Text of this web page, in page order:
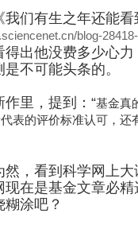
有生之年还能看
blog-
得出他没费多少心
不可能头条的。
里，提到：“基金真
表的评价标准认可，还
看到科学网上大
现在是基金文章必
涂吧？